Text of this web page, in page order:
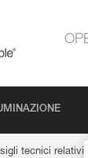
tecnici relativi